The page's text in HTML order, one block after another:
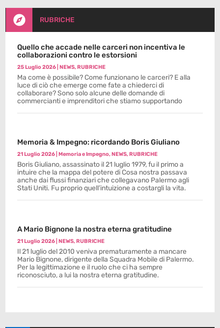
 RUBRICHE
Quello che accade nelle carceri non incentiva le
collaborazioni contro le estorsioni
25 Luglio 2026 |NEWS,RUBRICHE
Ma come è possibile? Come funzionano le carceri? E alla
luce di ciò che emerge come fate a chiederci di
collaborare? Sono solo alcune delle domande di
commercianti e imprenditori che stiamo supportando
Memoria & Impegno: ricordando Boris Giuliano
21 Luglio 2026 |Memoria e Impegno,NEWS,RUBRICHE
Boris Giuliano, assassinato il 21 luglio 1979, fu il primo a
intuire che la mappa del potere di Cosa nostra passava
anche dai flussi finanziari che collegavano Palermo agli
Stati Uniti. Fu proprio quell’intuizione a costargli la vita.
A Mario Bignone la nostra eterna gratitudine
21 Luglio 2026 |NEWS,RUBRICHE
Il 21 luglio del 2010 veniva prematuramente a mancare
Mario Bignone, dirigente della Squadra Mobile di Palermo.
Per la legittimazione e il ruolo che ci ha sempre
riconosciuto, a lui la nostra eterna gratitudine.